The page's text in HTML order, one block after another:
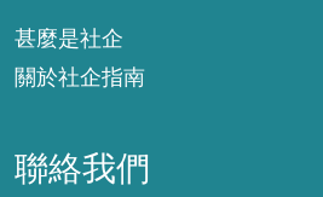
甚麼是社企
關於社企指南
聯絡我們